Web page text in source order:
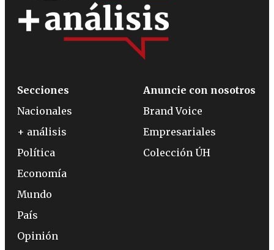
Secciones
Nacionales
+ análisis
Política
Economía
Mundo
País
Opinión
Anuncie con nosotros
Brand Voice
Empresariales
Colección ÚH